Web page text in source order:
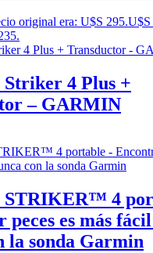
original era: U$S 295.U$S
Striker 4 Plus +
– GARMIN
STRIKER™ 4
es más
la sonda Garmin